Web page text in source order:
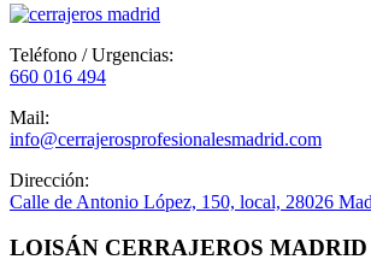
Teléfono / Urgencias:
660 016 494
Mail:
info@cerrajerosprofesionalesmadrid.com
Dirección:
Calle de Antonio López, 150, local, 28026
LOISÁN CERRAJEROS MADRID